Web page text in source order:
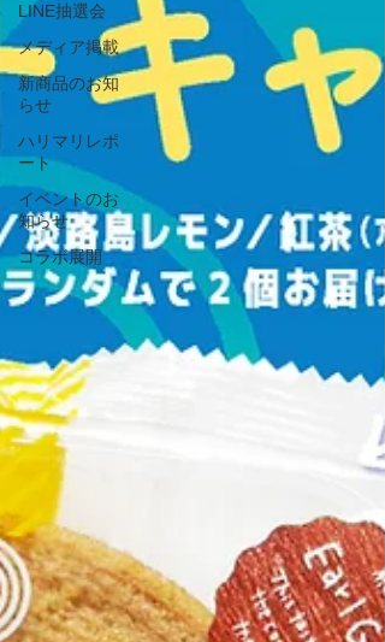
LINE抽選会
メディア掲載
新商品のお知
らせ
ハリマリレポ
ート
イベントのお
知らせ
コラボ展開